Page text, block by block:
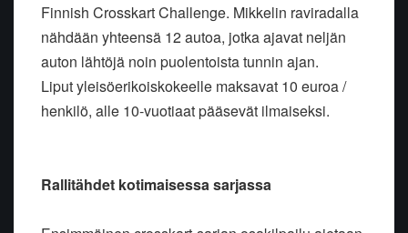
Finnish Crosskart Challenge. Mikkelin raviradalla
nähdään yhteensä 12 autoa, jotka ajavat neljän
auton lähtöjä noin puolentoista tunnin ajan.
Liput yleisöerikoiskokeelle maksavat 10 euroa /
henkilö, alle 10-vuotiaat pääsevät ilmaiseksi.
Rallitähdet kotimaisessa sarjassa